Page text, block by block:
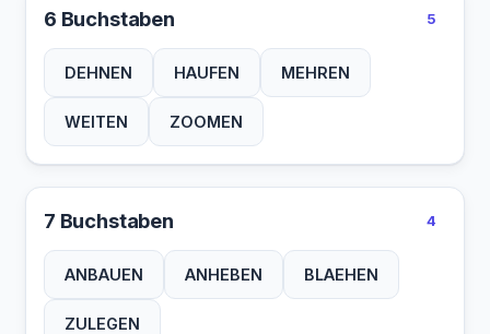
6 Buchstaben 5
DEHNEN HAUFEN MEHREN
WEITEN ZOOMEN
7 Buchstaben 4
ANBAUEN ANHEBEN BLAEHEN
ZULEGEN